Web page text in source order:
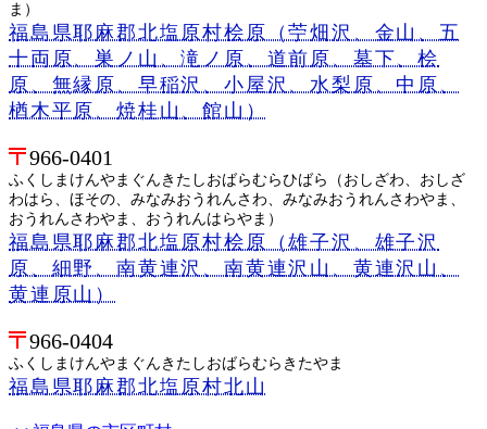
ま）
福島県耶麻郡北塩原村桧原（苧畑沢、金山、五
十両原、巣ノ山、滝ノ原、道前原、墓下、桧
原、無縁原、早稲沢、小屋沢、水梨原、中原、
楢木平原、焼桂山、館山）
966-0401
ふくしまけんやまぐんきたしおばらむらひばら（おしざわ、おしざ
わはら、ほその、みなみおうれんさわ、みなみおうれんさわやま、
おうれんさわやま、おうれんはらやま）
福島県耶麻郡北塩原村桧原（雄子沢、雄子沢
原、細野、南黄連沢、南黄連沢山、黄連沢山、
黄連原山）
966-0404
ふくしまけんやまぐんきたしおばらむらきたやま
福島県耶麻郡北塩原村北山